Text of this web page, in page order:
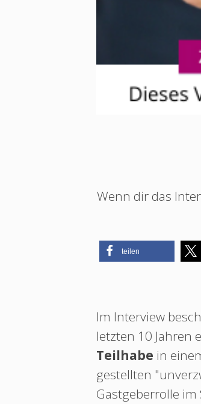
Wenn dir das
teilen
Im Interview
letzten 10 Jahren
Teilhabe in
gestellten
Gastgeberrolle im